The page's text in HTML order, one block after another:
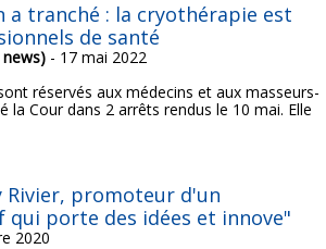
a tranché : la cryothérapie est
de santé
news) - 17 mai 2022
réservés aux médecins et aux masseurs-
la Cour dans 2 arrêts rendus le 10 mai. Elle
Rivier, promoteur d'un
qui porte des idées et innove"
2020